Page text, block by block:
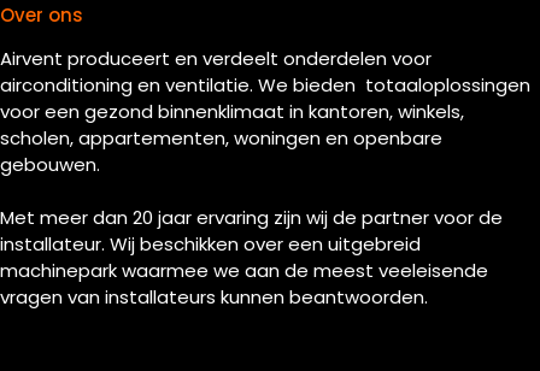
Over ons
Airvent produceert en verdeelt onderdelen voor
airconditioning en ventilatie. We bieden totaaloplossingen
voor een gezond binnenklimaat in kantoren, winkels,
scholen, appartementen, woningen en openbare
gebouwen.
Met meer dan 20 jaar ervaring zijn wij de partner voor de
installateur. Wij beschikken over een uitgebreid
machinepark waarmee we aan de meest veeleisende
vragen van installateurs kunnen beantwoorden.